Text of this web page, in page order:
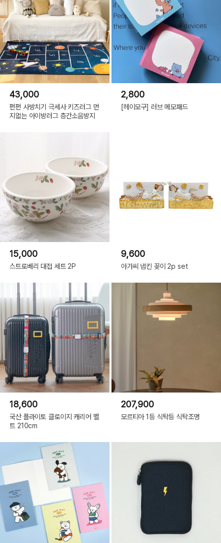
43,000
펀펀 사방치기 극세사 키즈러그 먼
지없는 아이방러그 층간소음방지
2,800
[헤이모구] 러브 메모패드
15,000
스트로베리 대접 세트 2P
9,600
아가씨 냅킨 꽂이 2p set
18,600
국산 플라이토 클로이지 캐리어 벨
트 210cm
207,900
모르티아 1등 식탁등 식탁조명